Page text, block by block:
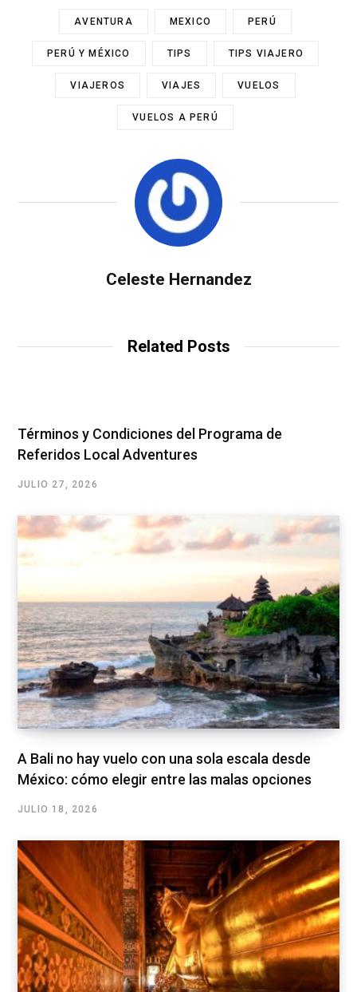
AVENTURA MEXICO PERÚ
PERÚ Y MÉXICO TIPS TIPS VIAJERO
VIAJEROS VIAJES VUELOS
VUELOS A PERÚ
Celeste Hernandez
Related Posts
Términos y Condiciones del Programa de
Referidos Local Adventures
JULIO 27, 2026
A Bali no hay vuelo con una sola escala desde
México: cómo elegir entre las malas opciones
JULIO 18, 2026